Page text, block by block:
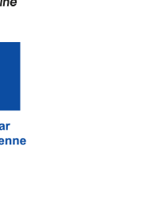
des
des